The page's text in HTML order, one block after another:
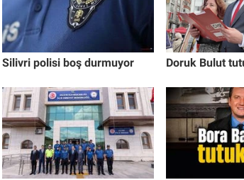
Silivri polisi boş durmuyor Doruk Bulut